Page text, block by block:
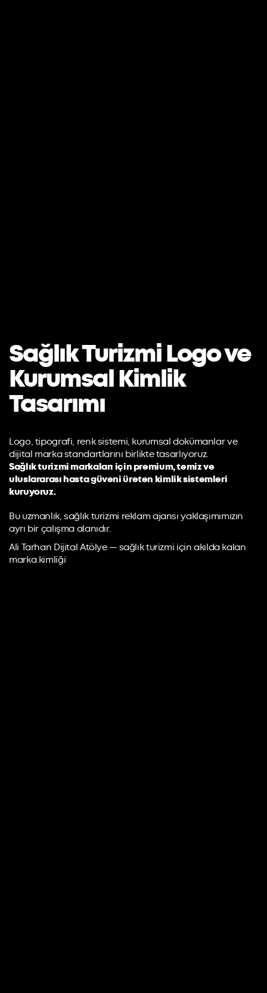
Sağlık Turizmi Logo ve
Kurumsal Kimlik
Tasarımı
Logo, tipografi, renk sistemi, kurumsal dokümanlar ve
dijital marka standartlarını birlikte tasarlıyoruz.
Sağlık turizmi markaları için premium, temiz ve
uluslararası hasta güveni üreten kimlik sistemleri
kuruyoruz.
Bu uzmanlık,sağlık turizmi reklam ajansı yaklaşımımızın
ayrı bir çalışma alanıdır.
Ali Tarhan Dijital Atölye — sağlık turizmi için akılda kalan
marka kimliği